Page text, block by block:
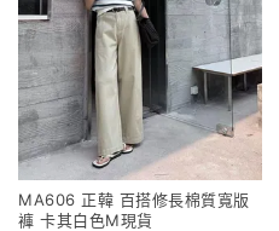
MA606 正韓 百搭修長棉質寬版
褲 卡其白色M現貨